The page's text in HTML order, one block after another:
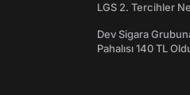
LGS 2. Tercihler Ne
Dev Sigara
Pahalısı 140 TL